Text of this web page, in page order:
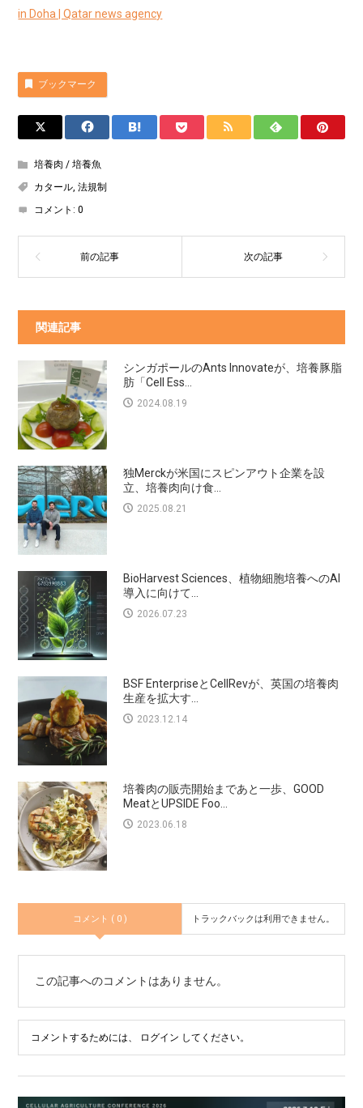
in Doha | Qatar news agency
ブックマーク
培養肉 / 培養魚
カタール,法規制
コメント:0
関連記事
シンガポールのAnts Innovateが、培養豚脂
肪「Cell Ess...
2024.08.19
独Merckが米国にスピンアウト企業を設
立、培養肉向け食...
2025.08.21
BioHarvest Sciences、植物細胞培養へのAI
導入に向けて...
2026.07.23
BSF EnterpriseとCellRevが、英国の培養肉
生産を拡大す...
2023.12.14
培養肉の販売開始まであと一歩、GOOD
MeatとUPSIDE Foo...
2023.06.18
コメント ( 0 ) トラックバックは利用できません。
この記事へのコメントはありません。
コメントするためには、 ログイン してください。